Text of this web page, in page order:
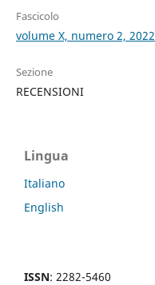
Fascicolo
volume X, numero 2, 2022
Sezione
RECENSIONI
Lingua
Italiano
English
ISSN: 2282-5460